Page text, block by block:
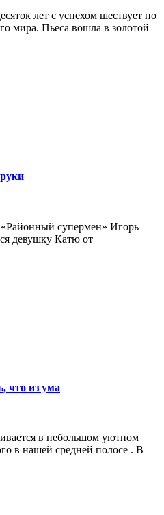
лет с успехом шествует по
мира. Пьеса вошла в золотой
«Районный супермен» Игорь
девушку Катю от
что из ума
в небольшом уютном
в нашей средней полосе . В